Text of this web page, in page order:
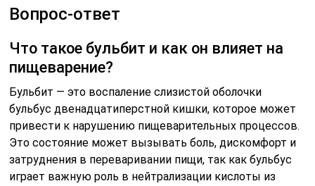
Вопрос-ответ
Что такое бульбит и как он влияет на
пищеварение?
Бульбит — это воспаление слизистой оболочки
бульбус двенадцатиперстной кишки, которое может
привести к нарушению пищеварительных процессов.
Это состояние может вызывать боль, дискомфорт и
затруднения в переваривании пищи, так как бульбус
играет важную роль в нейтрализации кислоты из